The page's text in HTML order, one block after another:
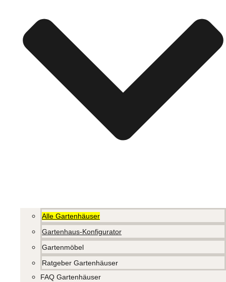
Alle Gartenhäuser
Gartenhaus-Konfigurator
Gartenmöbel
Ratgeber Gartenhäuser
FAQ Gartenhäuser